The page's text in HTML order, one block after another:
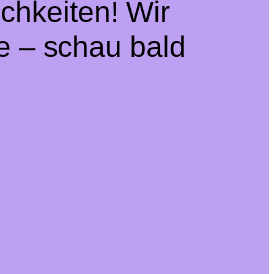
Wir
– schau bald